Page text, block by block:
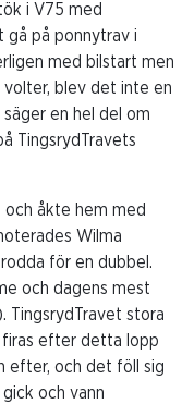
i V75 med
gå på ponnytrav i
med bilstart men
blev det inte en
en hel del om
TingsrydTravets
och åkte hem med
Wilma
för en dubbel.
och dagens mest
TingsrydTravet stora
firas efter detta lopp
efter, och det föll sig
och vann